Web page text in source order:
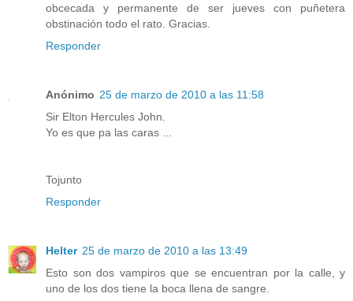
obcecada y permanente de ser jueves con puñetera
obstinación todo el rato. Gracias.
Responder
Anónimo 25 de marzo de 2010 a las 11:58
Sir Elton Hercules John.
Yo es que pa las caras ...
Tojunto
Responder
Helter 25 de marzo de 2010 a las 13:49
Esto son dos vampiros que se encuentran por la calle, y
uno de los dos tiene la boca llena de sangre.